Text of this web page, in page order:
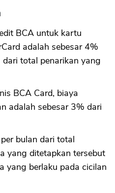
BCA untuk kartu
adalah sebesar 4%
total penarikan yang
BCA Card, biaya
adalah sebesar 3% dari
bulan dari total
yang ditetapkan tersebut
yang berlaku pada cicilan